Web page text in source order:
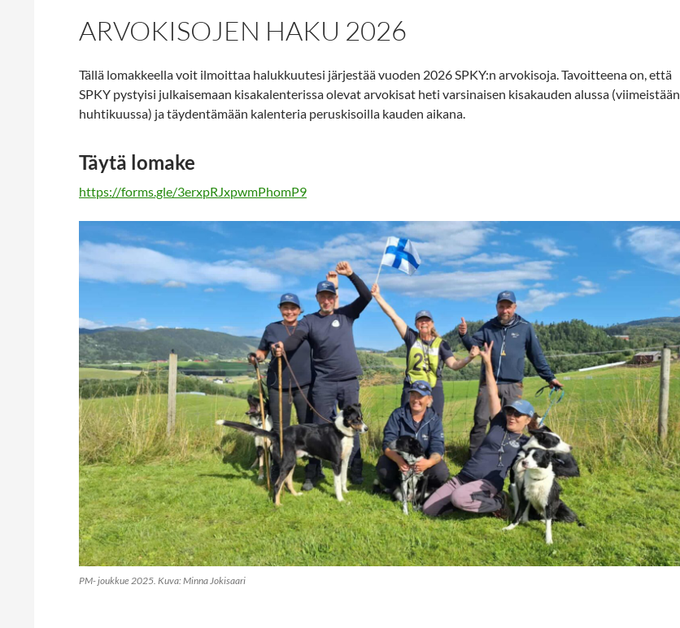
ARVOKISOJEN HAKU 2026
Tällä lomakkeella voit ilmoittaa halukkuutesi järjestää vuoden 2026 SPKY:n arvokisoja. Tavoitteena on, että
SPKY pystyisi julkaisemaan kisakalenterissa olevat arvokisat heti varsinaisen kisakauden alussa (viimeistään
huhtikuussa) ja täydentämään kalenteria peruskisoilla kauden aikana.
Täytä lomake
https://forms.gle/3erxpRJxpwmPhomP9
PM- joukkue 2025. Kuva: Minna Jokisaari